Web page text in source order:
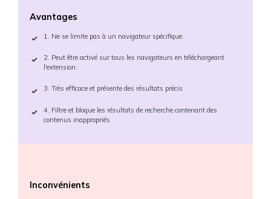
Avantages
1. Ne se limite pas à un navigateur spécifique.
2. Peut être activé sur tous les navigateurs en téléchargeant
l'extension.
3. Très efficace et présente des résultats précis
4. Filtre et bloque les résultats de recherche contenant des
contenus inappropriés
Inconvénients